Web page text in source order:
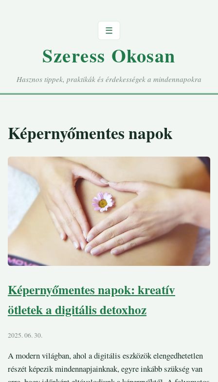
☰
Szeress Okosan
Hasznos tippek, praktikák és érdekességek a mindennapokra
Képernyőmentes napok
Képernyőmentes napok: kreatív
ötletek a digitális detoxhoz
2025. 06. 30.
A modern világban, ahol a digitális eszközök elengedhetetlen
részét képezik mindennapjainknak, egyre inkább szükség van